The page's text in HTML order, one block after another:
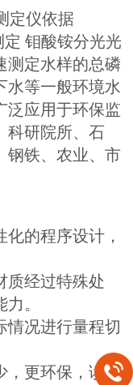
定仪依据
定 钼酸铵分光光
测定水样的总磷
水等一般环境水
泛应用于环保监
科研院所、石
钢铁、农业、市
的程序设计，
质经过特殊处
。
情况进行量程切
，更环保，读数